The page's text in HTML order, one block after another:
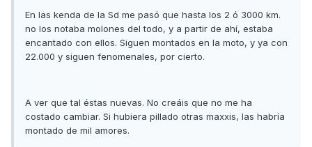
En las kenda de la Sd me pasó que hasta los 2 ó 3000 km.
no los notaba molones del todo, y a partir de ahí, estaba
encantado con ellos. Siguen montados en la moto, y ya con
22.000 y siguen fenomenales, por cierto.
A ver que tal éstas nuevas. No creáis que no me ha
costado cambiar. Si hubiera pillado otras maxxis, las habría
montado de mil amores.